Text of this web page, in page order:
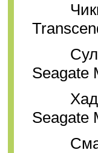
Seagate
Seagate